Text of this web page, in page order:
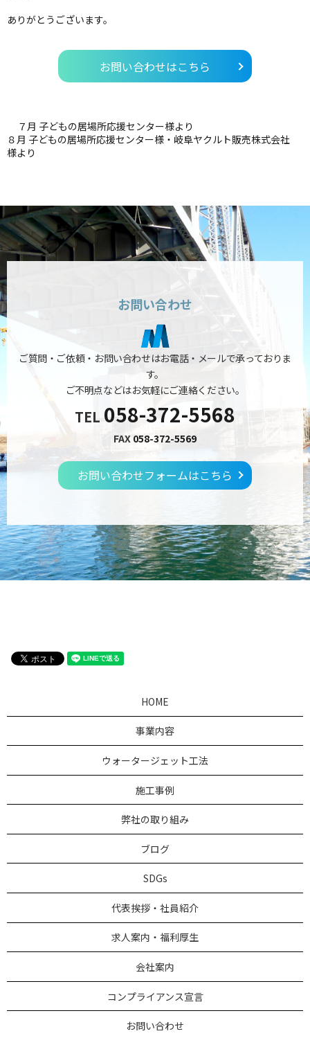
ありがとうございます。
お問い合わせはこちら
７月 子どもの居場所応援センター様より
８月 子どもの居場所応援センター様・岐阜ヤクルト販売株式会社
様より
お問い合わせ
ご質問・ご依頼・お問い合わせはお電話・メールで承っておりま
す。
ご不明点などはお気軽にご連絡ください。
TEL 058-372-5568
FAX 058-372-5569
お問い合わせフォームはこちら
HOME
事業内容
ウォータージェット工法
施工事例
弊社の取り組み
ブログ
SDGs
代表挨拶・社員紹介
求人案内・福利厚生
会社案内
コンプライアンス宣言
お問い合わせ